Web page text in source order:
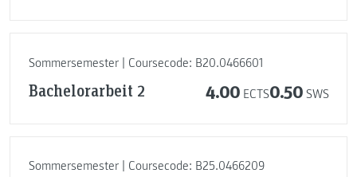
Sommersemester | Coursecode: B20.0466601
Bachelorarbeit 2 4.00 ECTS0.50 SWS
Sommersemester | Coursecode: B25.0466209